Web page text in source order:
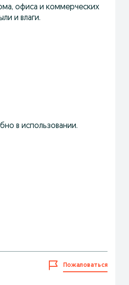
офиса и коммерческих
и влаги.
в использовании.
Пожаловаться